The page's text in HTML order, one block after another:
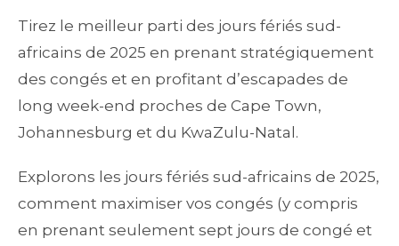
Tirez le meilleur parti des jours fériés sud-
africains de 2025 en prenant stratégiquement
des congés et en profitant d’escapades de
long week-end proches de Cape Town,
Johannesburg et du KwaZulu-Natal.
Explorons les jours fériés sud-africains de 2025,
comment maximiser vos congés (y compris
en prenant seulement sept jours de congé et